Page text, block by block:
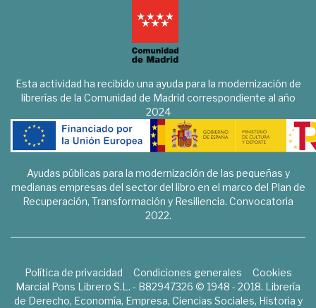
Esta actividad ha recibido una ayuda para la modernización de
librerías de la Comunidad de Madrid correspondiente al año
2024
Ayudas públicas para la modernización de las pequeñas y
medianas empresas del sector del libro en el marco del Plan de
Recuperación, Transformación y Resiliencia. Convocatoria
2022.
Política de privacidad Condiciones generales
Cookies
Marcial Pons Librero S.L. - B82947326 © 1948 - 2018. Librería
de Derecho, Economía, Empresa, Ciencias Sociales, Historia y